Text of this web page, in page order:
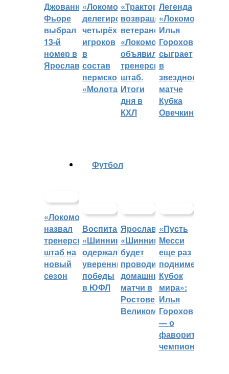
Джованни
Фьоре
выбрал
13-й
номер в
Ярославле
«Локомотив»
делегировал
четырёх
игроков
в
состав
пермского
«Молота»
«Трактор»
возвращает
ветеранов,
«Локомотив»
объявил
тренерский
штаб.
Итоги
дня в
КХЛ
Легенда
«Локомотива»
Илья
Горохов
сыграет
в
звездном
матче
Кубка
Овечкина
«Локомотив»
назвал
тренерский
штаб на
новый
сезон
Футбол
Воспитанники
«Шинника»
одержали
уверенные
победы
в ЮФЛ
Ярославский
«Шинник»
будет
проводить
домашние
матчи в
Ростове
Великом
«Пусть
Месси
еще раз
поднимет
Кубок
мира»:
Илья
Горохов
— о
фаворитах
чемпионата